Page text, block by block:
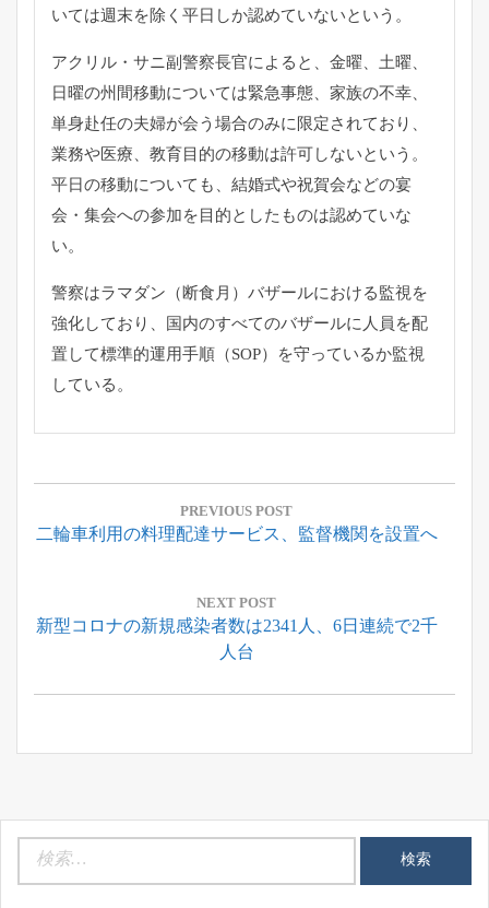
いては週末を除く平日しか認めていないと いう。
アクリル・サニ副警察長官によると、金曜、土曜、
日曜の州間移動については緊急事態、家族の不幸、
単身赴任の夫婦が会う場合のみに限定されており、
業務や医療、 教育目的の移動は許可しないという。
平日の移動についても、 結婚式や祝賀会などの宴
会・ 集会への参加を目的としたものは認めていな
い。
警察はラマダン（断食月）バザールにおける監視を
強化しており、
国内のすべてのバザールに人員を配
置して標準的運用手順（SOP）を守っているか監視
している。
投
ナ
ー
ョ
PREVIOUS POST
Previous
二輪車利用の料理配達サービス、監督機関を設置へ
NEXT POST
Next
新型コロナの新規感染者数は2341人、6日連続で2千
人台